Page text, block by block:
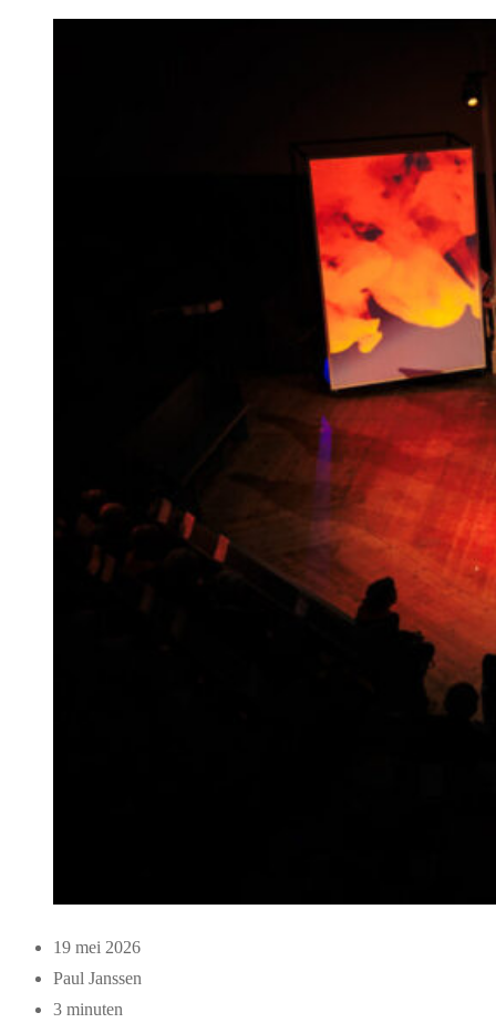
19 mei 2026
Paul Janssen
3 minuten